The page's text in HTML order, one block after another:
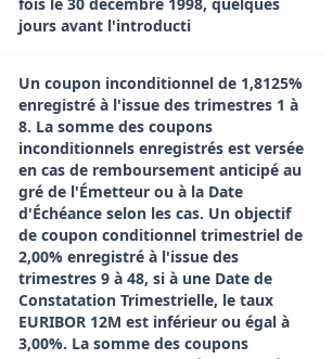
fois le 30 décembre 1998, quelques
jours avant l'introducti
Un coupon inconditionnel de 1,8125%
enregistré à l'issue des trimestres 1 à
8. La somme des coupons
inconditionnels enregistrés est versée
en cas de remboursement anticipé au
gré de l'Émetteur ou à la Date
d'Échéance selon les cas. Un objectif
de coupon conditionnel trimestriel de
2,00% enregistré à l'issue des
trimestres 9 à 48, si à une Date de
Constatation Trimestrielle, le taux
EURIBOR 12M est inférieur ou égal à
3,00%. La somme des coupons